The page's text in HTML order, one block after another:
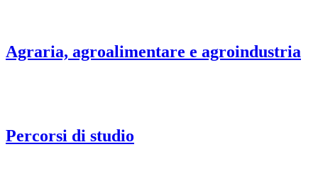
Agraria, agroalimentare e agroindustria
Percorsi di studio